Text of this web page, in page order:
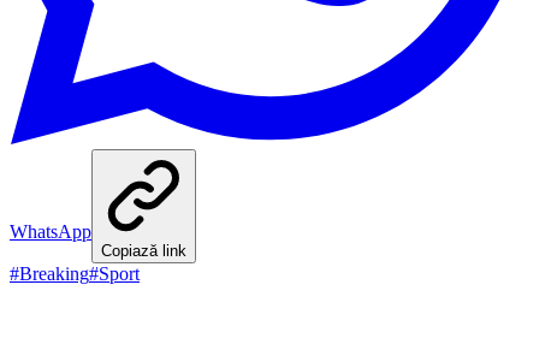
WhatsApp
Copiază link
#Breaking#Sport